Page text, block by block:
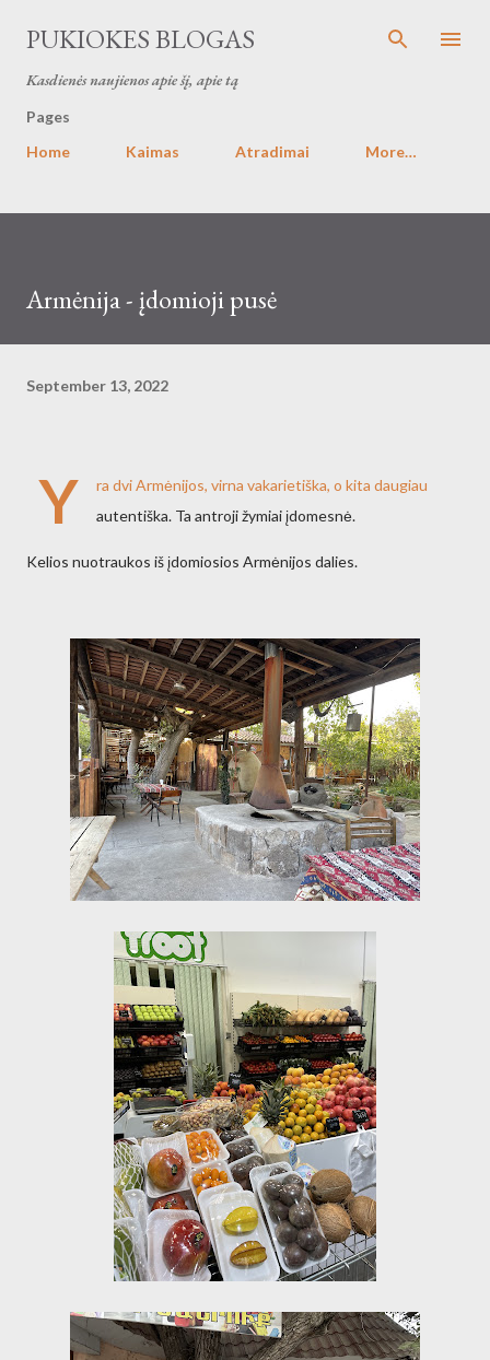
Skip to main content
PUKIOKES BLOGAS
Kasdienės naujienos apie šį, apie tą
Pages
Home
Kaimas Atradimai More…
Armėnija - įdomioji pusė
September 13, 2022
Y
ra dvi Armėnijos, virna vakarietiška, o kita daugiau
autentiška. Ta antroji žymiai įdomesnė.
Kelios nuotraukos iš įdomiosios Armėnijos dalies.